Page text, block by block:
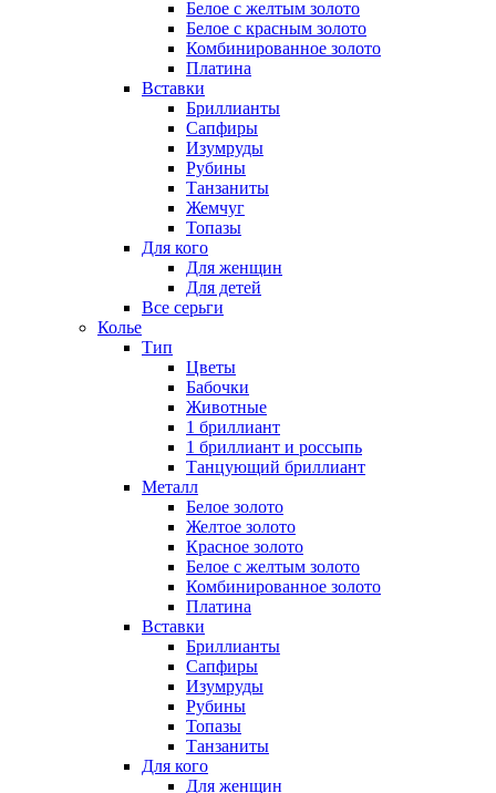
Белое с желтым золото
Белое с красным золото
Комбинированное золото
Платина
Вставки
Бриллианты
Сапфиры
Изумруды
Рубины
Танзаниты
Жемчуг
Топазы
Для кого
Для женщин
Для детей
Все серьги
Колье
Тип
Цветы
Бабочки
Животные
1 бриллиант
1 бриллиант и россыпь
Танцующий бриллиант
Металл
Белое золото
Желтое золото
Красное золото
Белое с желтым золото
Комбинированное золото
Платина
Вставки
Бриллианты
Сапфиры
Изумруды
Рубины
Топазы
Танзаниты
Для кого
Для женщин